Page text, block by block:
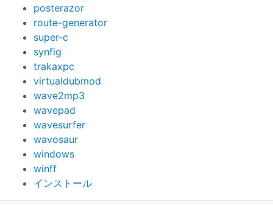
posterazor
route-generator
super-c
synfig
trakaxpc
virtualdubmod
wave2mp3
wavepad
wavesurfer
wavosaur
windows
winff
インストール